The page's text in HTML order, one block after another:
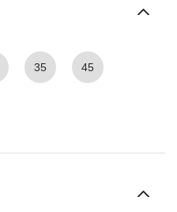
35 45